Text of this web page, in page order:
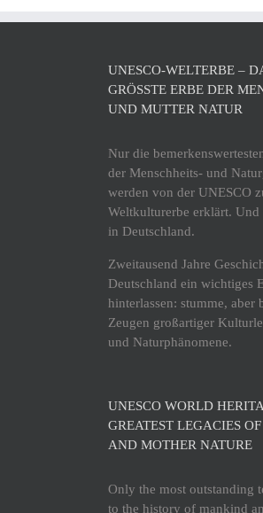
UNESCO-WELTERBE –
GRÖSSTE ERBE DER
ND MUTTER NATUR
Nur die
der Menschheits- und
werden von der UNESCO
Weltkulturerbe erklärt. Und
in Deutschland.
Zweitausend Jahre
Deutschland ein wichtiges
hinterlassen: stumme, aber
Zeugen großartiger
und Naturphänomene.
UNESCO WORLD
GREATEST LEGACIES
AND MOTHER NATURE
Only the most outstanding
to the history of mankind